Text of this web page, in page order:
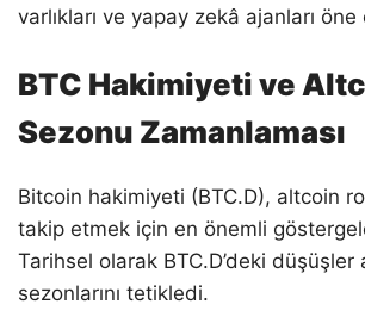
varlıkları ve yapay zekâ ajanları öne
BTC Hakimiyeti ve
Sezonu Zamanlaması
Bitcoin hakimiyeti (BTC.D), altcoin
takip etmek için en önemli
Tarihsel olarak BTC.D’deki düşüşler
sezonlarını tetikledi.